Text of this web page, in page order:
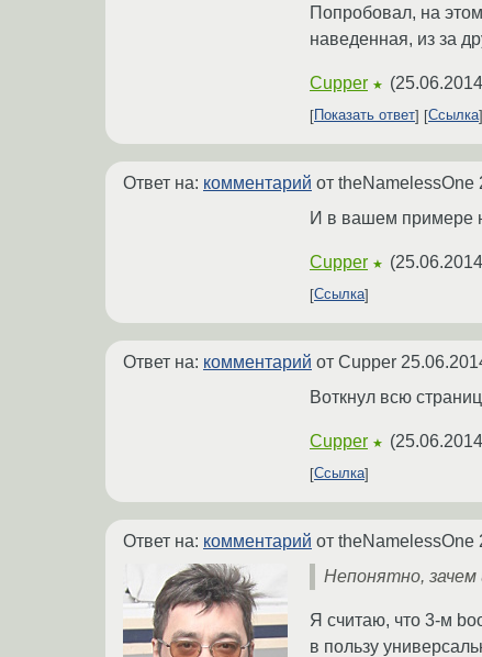
Попробовал, на
наведенная, из за
Cupper ★ (
Показать ответ
Ссылка
Ответ на: комментарий от theNamelessOne
И в вашем примере
Cupper ★ (
Ссылка
Ответ на: комментарий от Cupper
Воткнул всю
Cupper ★ (
Ссылка
Ответ на: комментарий от theNamelessOne
Непонятно, зачем
Я считаю, что 3-м
в пользу